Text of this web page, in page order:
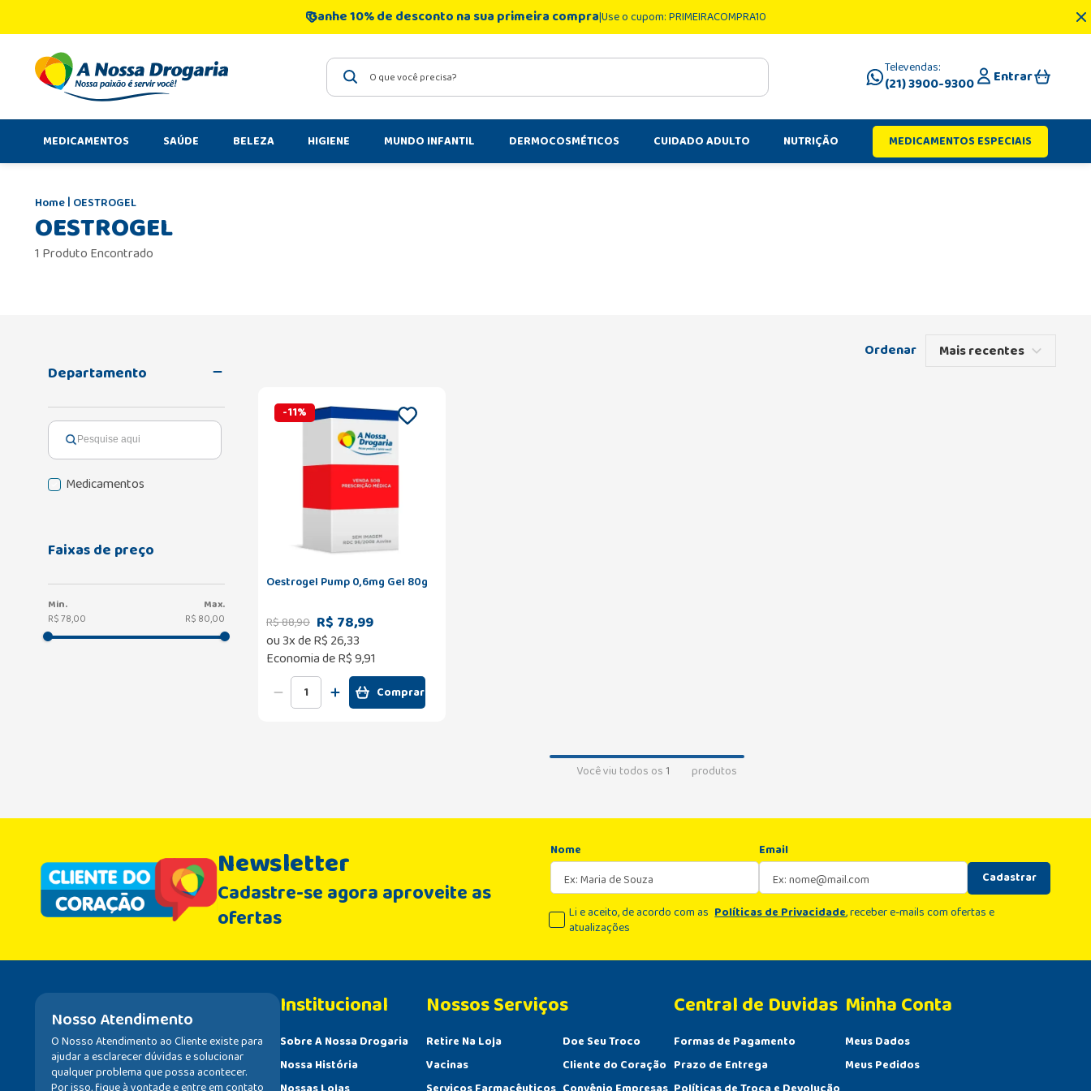
Ganhe 10% de desconto na sua primeira compraUse o cupom: PRIMEIRACOMPRA10
O que você precisa? Televendas:
(21) 3900-9300 Entrar
MEDICAMENTOS SAÚDE BELEZA HIGIENE MUNDO INFANTIL DERMOCOSMÉTICOS CUIDADO ADULTO NUTRIÇÃO MEDICAMENTOS ESPECIAIS
OESTROGEL
OESTROGEL
1 Produto Encontrado
Departamento
Medicamentos
Faixas de preço
R$ 78,00 R$ 80,00
Mais recentes
-11%
Oestrogel Pump 0,6mg Gel 80g
R$88,90 R$ 78,99
ou3x deR$ 26,33
Economia deR$ 9,91
Comprar
Você viu todos os1 produtos
Newsletter
Cadastre-se agora aproveite as
ofertas
Nome
Email
Cadastrar
Li e aceito, de acordo com as Políticas de Privacidade, receber e-mails com ofertas e
atualizações
Nosso Atendimento
O Nosso Atendimento ao Cliente existe para
ajudar a esclarecer dúvidas e solucionar
qualquer problema que possa acontecer.
Institucional
Sobre A Nossa Drogaria
Nossa História
Retire Na Loja
Vacinas
Doe Seu Troco
Cliente do Coração
Central de Duvidas
Formas de Pagamento
Prazo de Entrega
Minha Conta
Meus Dados
Meus Pedidos